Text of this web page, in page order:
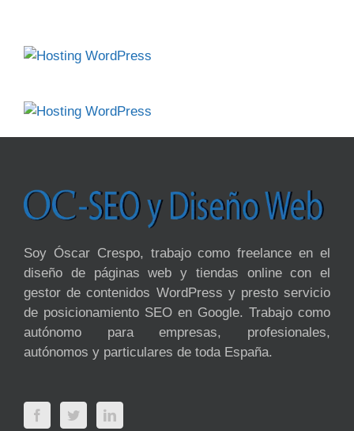
Soy Óscar Crespo, trabajo como freelance en el
diseño de páginas web y tiendas online con el
gestor de contenidos WordPress y presto servicio
de posicionamiento SEO en Google. Trabajo como
autónomo para empresas, profesionales,
autónomos y particulares de toda España.